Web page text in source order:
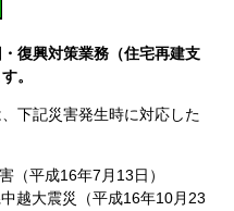
復興対策業務（住宅再建支
。
下記災害発生時に対応した
平成16年7月13日）
越大震災（平成16年10月23